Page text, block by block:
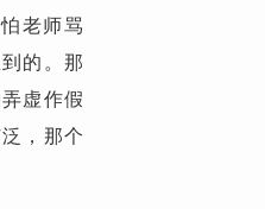
老师骂
的。那
虚作假
，那个